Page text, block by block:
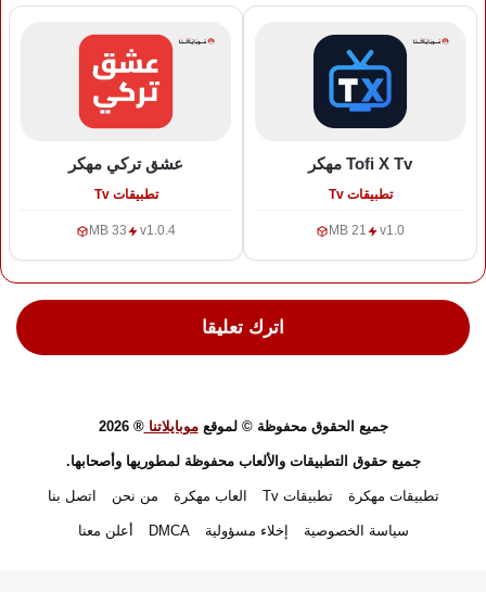
Tofi X Tv مهكر
تطبيقات Tv
v1.0
21 MB
عشق تركي مهكر
تطبيقات Tv
v1.0.4
33 MB
اترك تعليقا
جميع الحقوق محفوظة © لموقعموبايلاتنا® 2026
جميع حقوق التطبيقات والألعاب محفوظة لمطوريها وأصحابها.
تطبيقات مهكرة تطبيقات Tv العاب مهكرة من نحن اتصل بنا
سياسة الخصوصية إخلاء مسؤولية DMCA أعلن معنا